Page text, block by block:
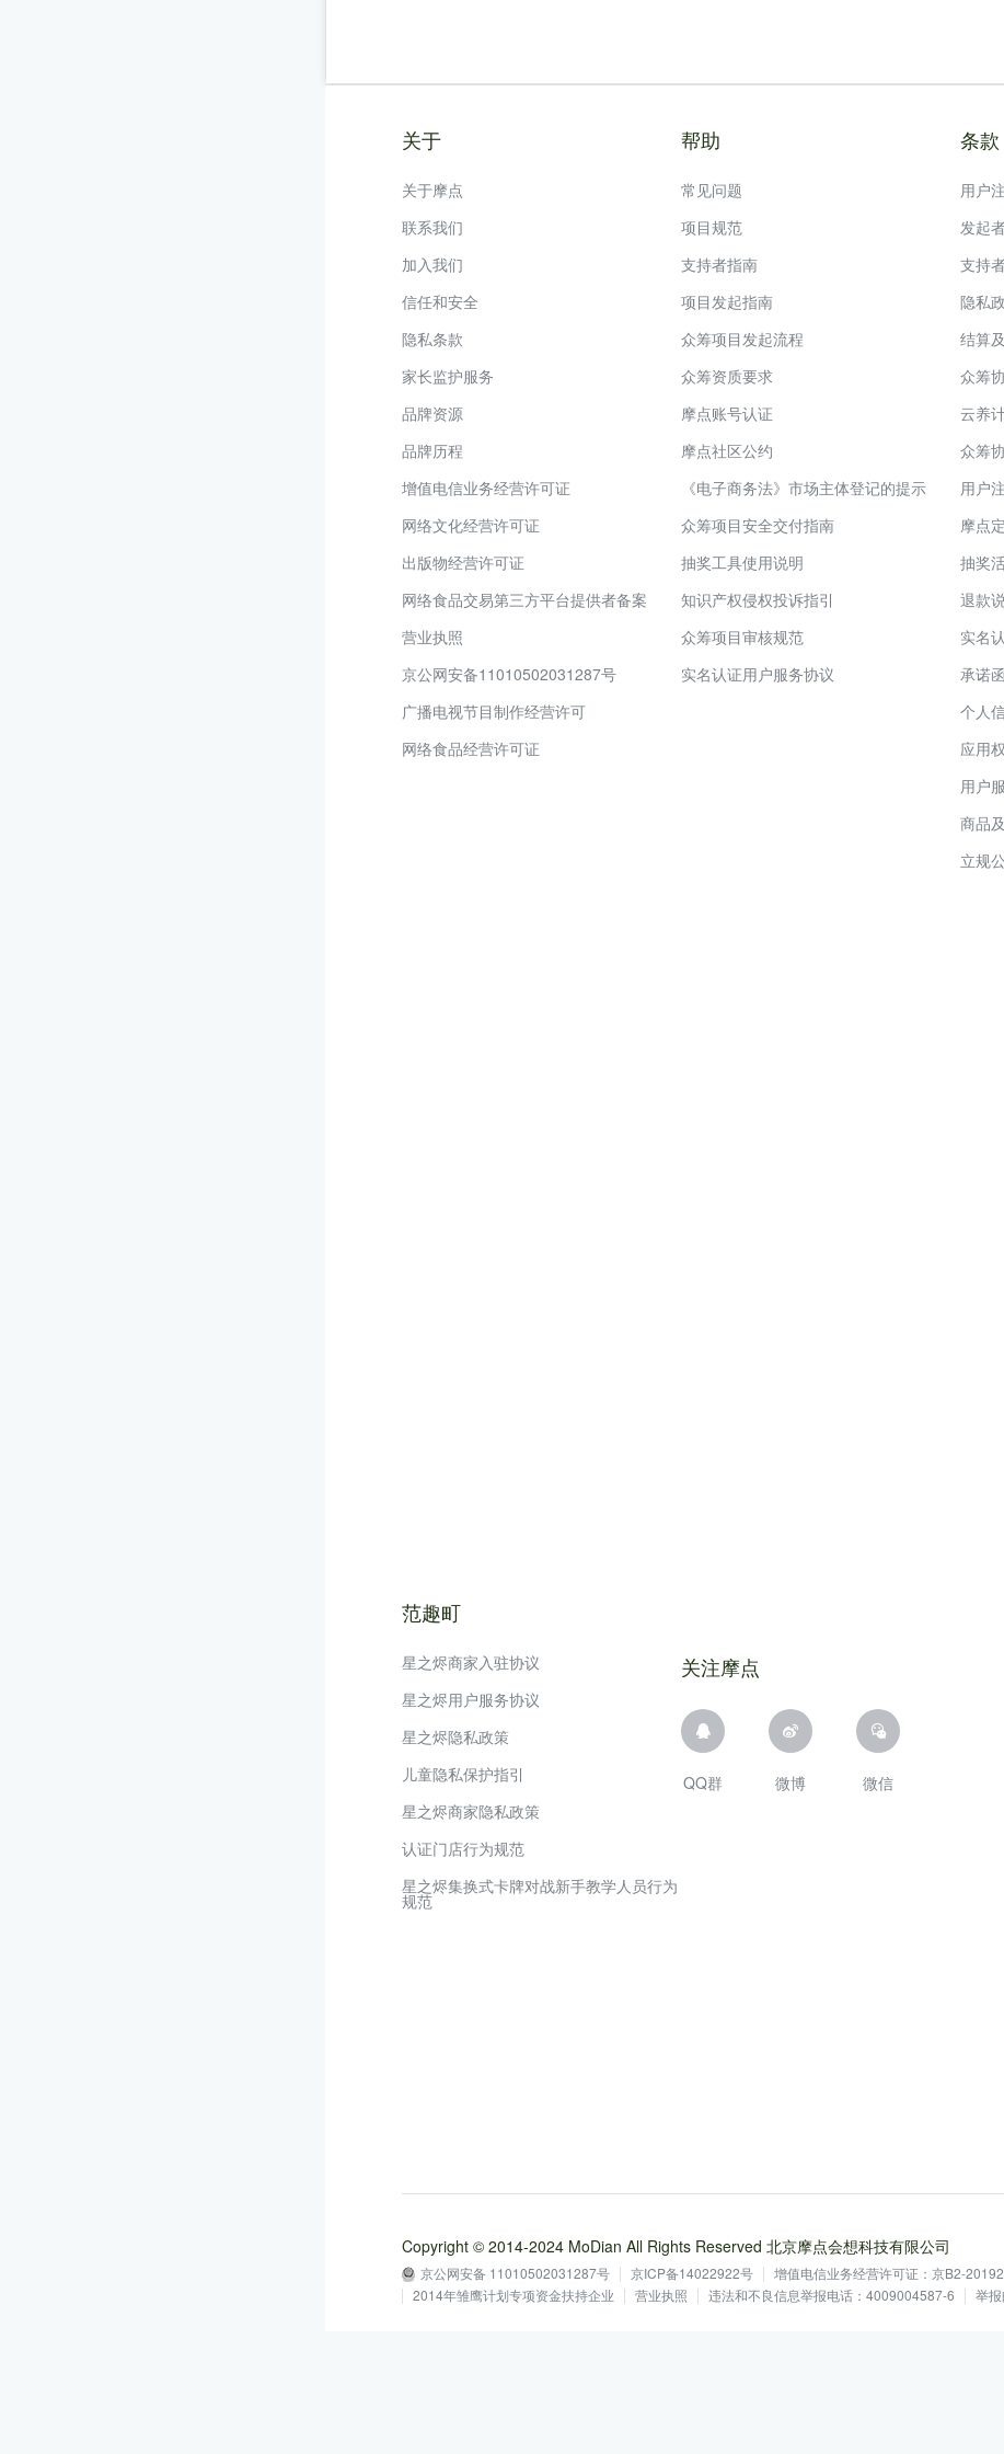
关于
关于摩点
联系我们
加入我们
信任和安全
隐私条款
家长监护服务
品牌资源
品牌历程
增值电信业务经营许可证
网络文化经营许可证
出版物经营许可证
网络食品交易第三方平台提供者备案
营业执照
京公网安备11010502031287号
广播电视节目制作经营许可
网络食品经营许可证
帮助
常见问题
项目规范
支持者指南
项目发起指南
众筹项目发起流程
众筹资质要求
摩点账号认证
摩点社区公约
《电子商务法》市场主体登记的提示
众筹项目安全交付指南
抽奖工具使用说明
知识产权侵权投诉指引
众筹项目审核规范
实名认证用户服务协议
条款
用户
发起
支持
隐私
结算
众筹
云养
众筹
用户
摩点
抽奖
退款
实名
承诺函
个人
应用
用户
商品
立规
范趣町
星之烬商家入驻协议
星之烬用户服务协议
星之烬隐私政策
儿童隐私保护指引
星之烬商家隐私政策
认证门店行为规范
星之烬集换式卡牌对战新手教学人员行为
规范
关注摩点
QQ群 微博 微信
Copyright © 2014-2024 MoDian All Rights Reserved 北京摩点会想科技有限公司
京公网安备 11010502031287号 京ICP备14022922号 增值电信业务经营许可证：京B2-
2014年雏鹰计划专项资金扶持企业
营业执照 违法和不良信息举报电话：4009004587-6 举